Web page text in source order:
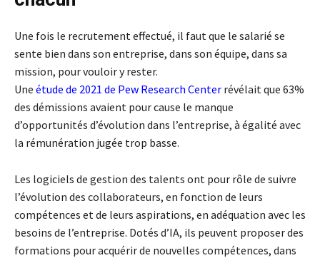
Une fois le recrutement effectué, il faut que le salarié se
sente bien dans son entreprise, dans son équipe, dans sa
mission, pour vouloir y rester.
Une étude de 2021 de Pew Research Center révélait que 63%
des démissions avaient pour cause le manque
d’opportunités d’évolution dans l’entreprise, à égalité avec
la rémunération jugée trop basse.
Les logiciels de gestion des talents ont pour rôle de suivre
l’évolution des collaborateurs, en fonction de leurs
compétences et de leurs aspirations, en adéquation avec les
besoins de l’entreprise. Dotés d’IA, ils peuvent proposer des
formations pour acquérir de nouvelles compétences, dans